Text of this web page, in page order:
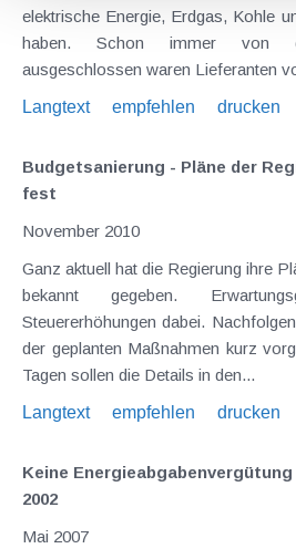
elektrische Energie, Erdgas, Kohle
haben. Schon immer von
ausgeschlossen waren
Langtext
empfehlen drucken
Budgetsanierung - Pläne der
fest
November 2010
Ganz aktuell hat die Regierung ihre
bekannt gegeben.
Steuererhöhungen dabei. Nachfolgend werden die Eckpunkte
der geplanten Maßnahmen kurz
Tagen sollen die Details in den...
Langtext
empfehlen drucken
Keine Energieabgabenvergütung
2002
Mai 2007